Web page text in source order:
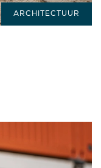
ARCHITECTUUR